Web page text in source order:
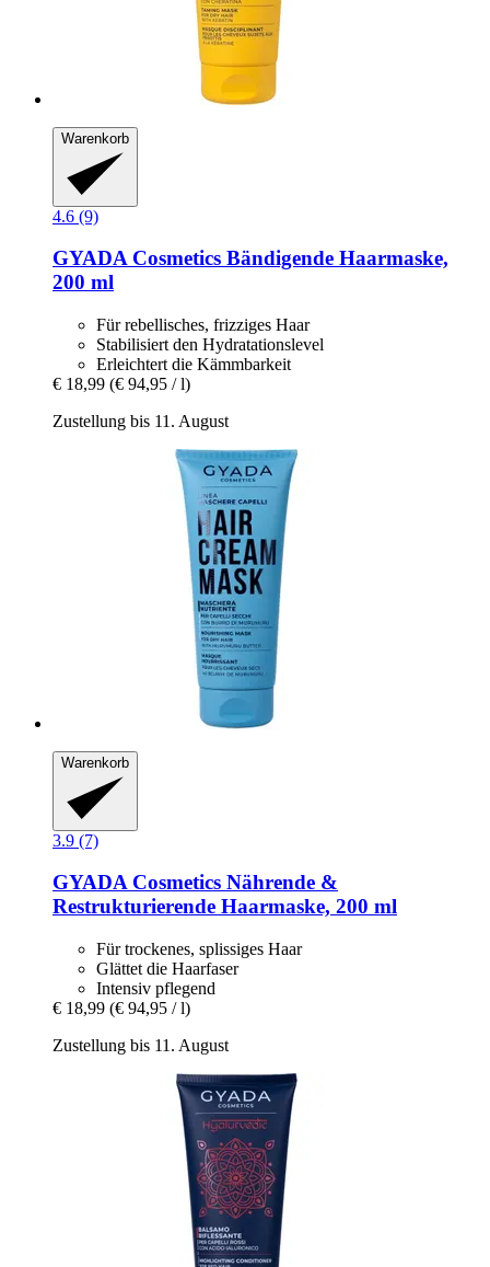
Warenkorb
4.6 (9)
GYADA Cosmetics Bändigende Haarmaske,
200 ml
Für rebellisches, frizziges Haar
Stabilisiert den Hydratationslevel
Erleichtert die Kämmbarkeit
€ 18,99 (€ 94,95 / l)
Zustellung bis 11. August
Warenkorb
3.9 (7)
GYADA Cosmetics Nährende &
Restrukturierende Haarmaske, 200 ml
Für trockenes, splissiges Haar
Glättet die Haarfaser
Intensiv pflegend
€ 18,99 (€ 94,95 / l)
Zustellung bis 11. August